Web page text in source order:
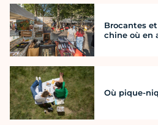
Brocantes
chine où en
Où pique-